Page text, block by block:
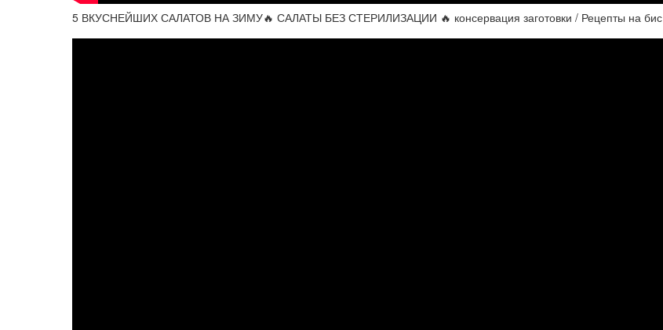
5 ВКУСНЕЙШИХ САЛАТОВ НА ЗИМУ🔥 САЛАТЫ БЕЗ СТЕРИЛИЗАЦИИ 🔥 консервация заготовки / Рецепты на бис